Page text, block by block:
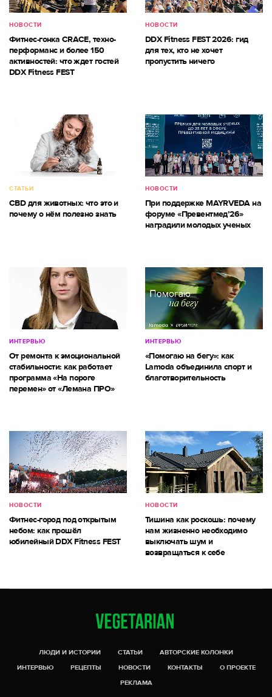
НОВОСТИ
Фитнес-гонка CRACE, техно-
перформанс и более 150
активностей: что ждет гостей
DDX Fitness FEST
НОВОСТИ
DDX Fitness FEST 2026: гид
для тех, кто не хочет
пропустить ничего
СТАТЬИ
CBD для животных: что это и
почему о нём полезно знать
НОВОСТИ
При поддержке MAYRVEDA на
форуме «Превентмед’26»
наградили молодых ученых
ИНТЕРВЬЮ
От ремонта к эмоциональной
стабильности: как работает
программа «На пороге
перемен» от «Лемана ПРО»
ИНТЕРВЬЮ
«Помогаю на бегу»: как
Lamoda объединила спорт и
благотворительность
НОВОСТИ
Фитнес-город под открытым
небом: как прошёл
юбилейный DDX Fitness FEST
НОВОСТИ
Тишина как роскошь: почему
нам жизненно необходимо
выключать шум и
возвращаться к себе
ЛЮДИ И ИСТОРИИ СТАТЬИ
АВТОРСКИЕ КОЛОНКИ
ИНТЕРВЬЮ
РЕЦЕПТЫ НОВОСТИ КОНТАКТЫ
О ПРОЕКТЕ
РЕКЛАМА